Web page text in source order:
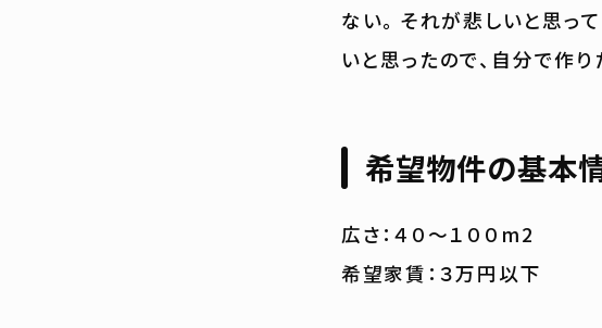
ない。 それが悲しいと思っ
いと思ったので、自分で作り
希望物件の基本
広さ：４０〜１００m2
希望家賃：３万円以下